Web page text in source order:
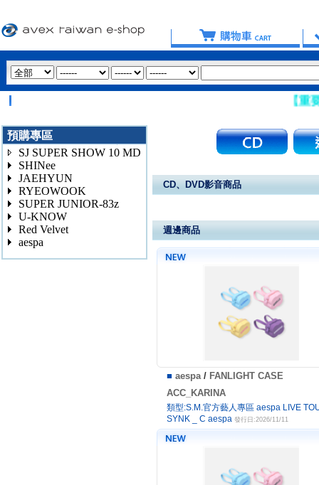
【重要提醒
預購專區
SJ SUPER SHOW 10 MD
SHINee
JAEHYUN
RYEOWOOK
SUPER JUNIOR-83z
U-KNOW
Red Velvet
aespa
CD、DVD影音商品
週邊商品
■ aespa/ FANLIGHT CASE
ACC_KARINA
類型:S.M.官方藝人專區 aespa LIVE
SYNK _ C aespa 發行日:2026/11/11